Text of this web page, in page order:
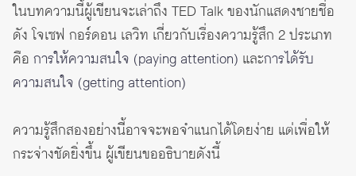
ในบทความนี้ผู้เขียนจะเล่าถึง TED Talk ของนักแสดงชายชื่อ
ดัง โจเซฟ กอร์ดอน เลวิท เกี่ยวกับเรื่องความรู้สึก 2 ประเภท
คือ การให้ความสนใจ (paying attention) และการได้รับ
ความสนใจ (getting attention)
ความรู้สึกสองอย่างนี้อาจจะพอจำแนกได้โดยง่าย แต่เพื่อให้
กระจ่างชัดยิ่งขึ้น ผู้เขียนขออธิบายดังนี้